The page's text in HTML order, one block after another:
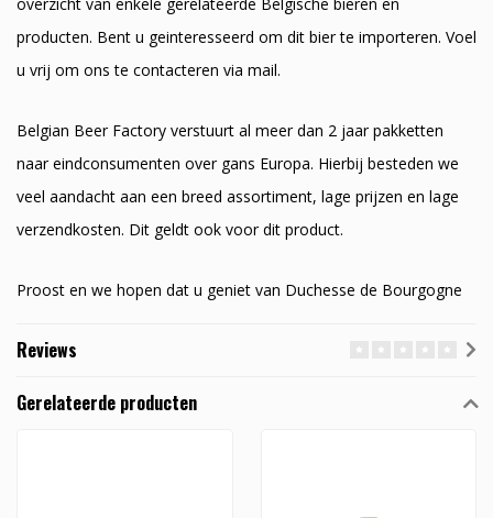
producten. Bent u geinteresseerd om dit bier te importeren. Voel
u vrij om ons te contacteren via mail.
Belgian Beer Factory verstuurt al meer dan 2 jaar pakketten
naar eindconsumenten over gans Europa. Hierbij besteden we
veel aandacht aan een breed assortiment, lage prijzen en lage
verzendkosten. Dit geldt ook voor dit product.
Proost en we hopen dat u geniet van Duchesse de Bourgogne
Reviews
Gerelateerde producten